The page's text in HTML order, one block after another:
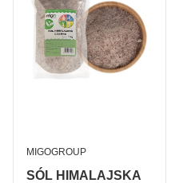
SÓL HIMALAJSKA
PRODUCENT
MIGOGROUP